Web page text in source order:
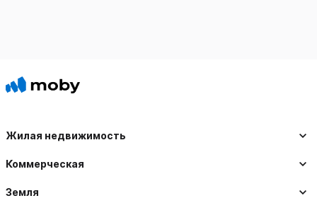
Жилая недвижимость
Коммерческая
Земля